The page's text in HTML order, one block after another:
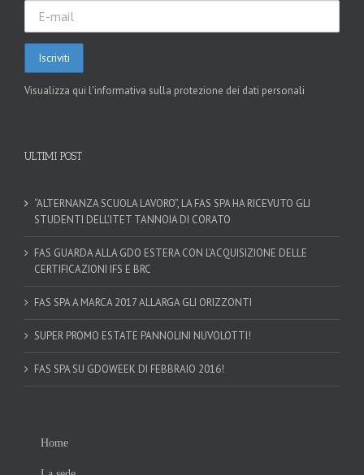
Visualizza qui l'informativa sulla protezione dei dati personali
ULTIMI POST
“ALTERNANZA SCUOLA LAVORO”, LA FAS SPA HA RICEVUTO GLI
STUDENTI DELL’ITET TANNOIA DI CORATO
FAS GUARDA ALLA GDO ESTERA CON L’ACQUISIZIONE DELLE
CERTIFICAZIONI IFS E BRC
FAS SPA A MARCA 2017 ALLARGA GLI ORIZZONTI
SUPER PROMO ESTATE PANNOLINI NUVOLOTTI!
FAS SPA SU GDOWEEK DI FEBBRAIO 2016!
Home